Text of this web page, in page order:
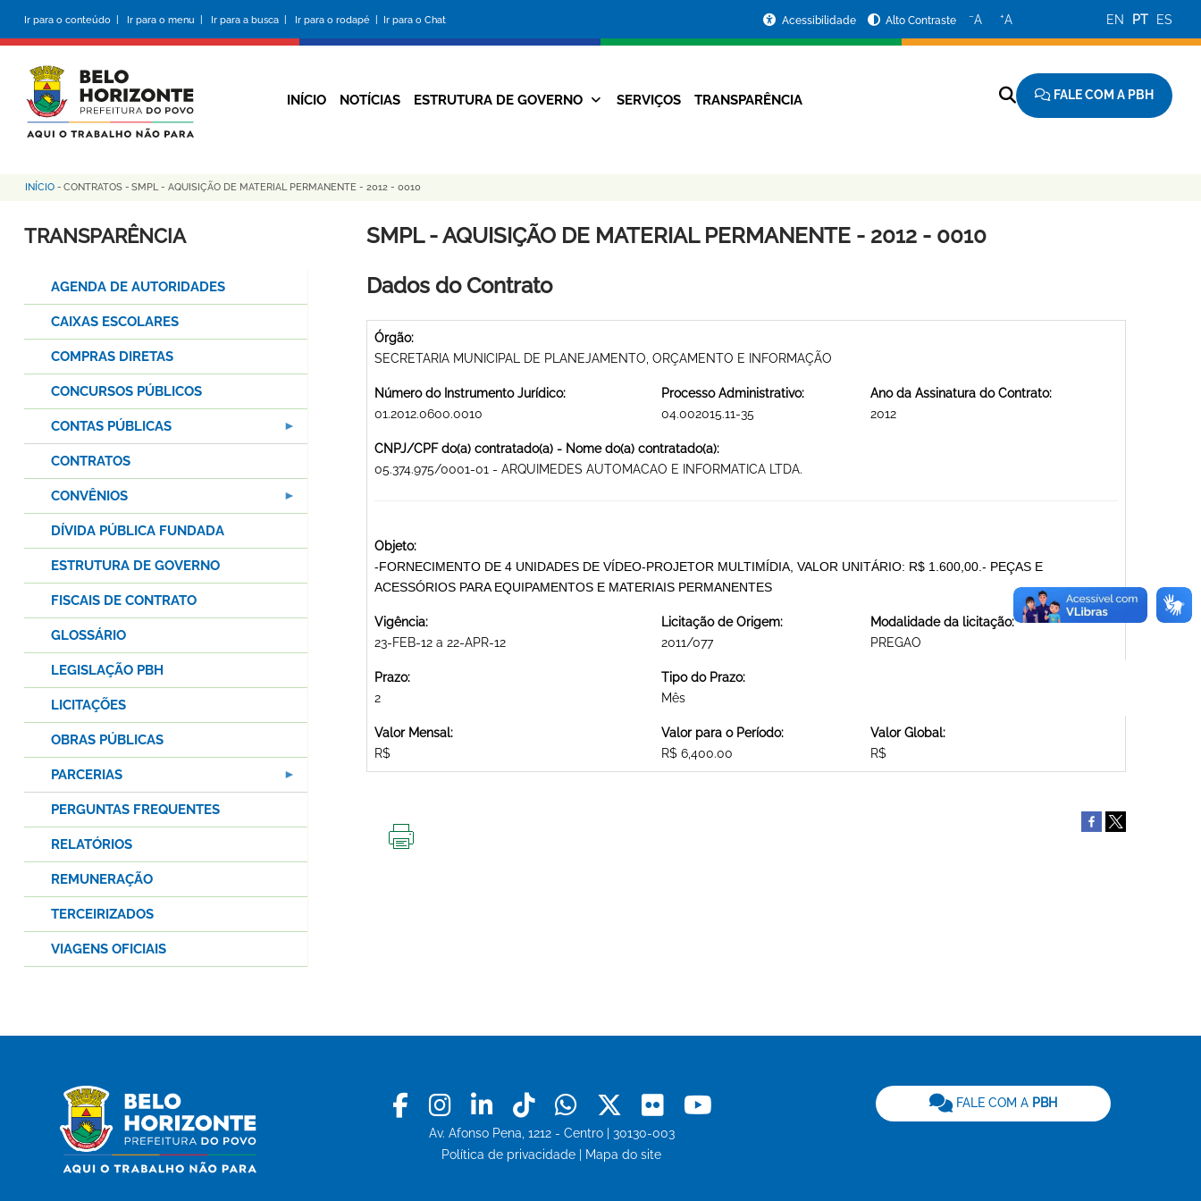
conteúdo
principal
Ir para o conteúdo | Ir para o menu | Ir para a busca | Ir para o rodapé | Ir para o Chat
da
Prefeitura
Acessibilidade Alto Contraste −A +A EN PT ES
Navegação
INÍCIO NOTÍCIAS ESTRUTURA DE GOVERNO SERVIÇOS TRANSPARÊNCIA FALE COM A PBH
Trilha
de
INÍCIO - CONTRATOS - SMPL - AQUISIÇÃO DE MATERIAL PERMANENTE - 2012 - 0010
SMPL - AQUISIÇÃO DE MATERIAL PERMANENTE - 2012 - 0010
Dados do Contrato
Órgão:
SECRETARIA MUNICIPAL DE PLANEJAMENTO, ORÇAMENTO E INFORMAÇÃO
Número do Instrumento Jurídico:
01.2012.0600.0010
Processo Administrativo:
04.002015.11-35
Ano da Assinatura do Contrato:
2012
CNPJ/CPF do(a) contratado(a) - Nome do(a) contratado(a):
05.374.975/0001-01 - ARQUIMEDES AUTOMACAO E INFORMATICA LTDA.
Objeto:
-FORNECIMENTO DE 4 UNIDADES DE VÍDEO-PROJETOR MULTIMÍDIA, VALOR UNITÁRIO: R$ 1.600,00.- PEÇAS E
ACESSÓRIOS PARA EQUIPAMENTOS E MATERIAIS PERMANENTES
Vigência:
23-FEB-12 a 22-APR-12
Licitação de Origem:
2011/077
Modalidade da licitação:
PREGAO
Prazo:
2
Tipo do Prazo:
Mês
Valor Mensal:
R$
Valor para o Período:
R$ 6,400.00
Valor Global:
R$
TRANSPARÊNCIA
AGENDA DE AUTORIDADES
CAIXAS ESCOLARES
COMPRAS DIRETAS
CONCURSOS PÚBLICOS
CONTAS PÚBLICAS
CONTRATOS
CONVÊNIOS
DÍVIDA PÚBLICA FUNDADA
ESTRUTURA DE GOVERNO
FISCAIS DE CONTRATO
GLOSSÁRIO
LEGISLAÇÃO PBH
LICITAÇÕES
OBRAS PÚBLICAS
PARCERIAS
PERGUNTAS FREQUENTES
RELATÓRIOS
REMUNERAÇÃO
TERCEIRIZADOS
VIAGENS OFICIAIS
Facebook
Instagram
LinkedinTiktokWhatsapp
X Flickr
Av. Afonso Pena, 1212 - Centro | 30130-003
Política de privacidade
Mapa do site
FALE COM A PBH